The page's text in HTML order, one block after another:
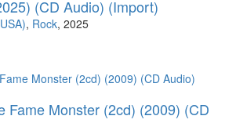
(CD Audio) (Import)
, Rock, 2025
Fame Monster (2cd) (2009) (CD